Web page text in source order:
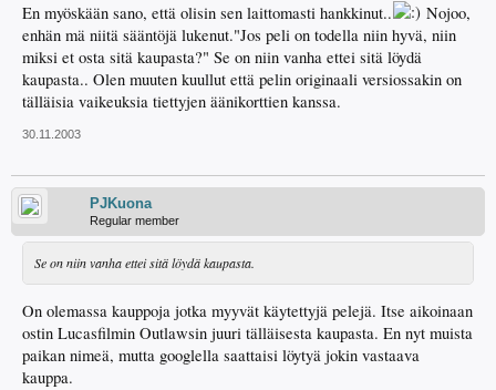
En myöskään sano, että olisin sen laittomasti hankkinut..
Nojoo,
enhän mä niitä sääntöjä lukenut."Jos peli on todella niin hyvä, niin
miksi et osta sitä kaupasta?" Se on niin vanha ettei sitä löydä
kaupasta.. Olen muuten kuullut että pelin originaali versiossakin on
tälläisia vaikeuksia tiettyjen äänikorttien kanssa.
30.11.2003
PJKuona
Regular member
Se on niin vanha ettei sitä löydä kaupasta.
On olemassa kauppoja jotka myyvät käytettyjä pelejä. Itse aikoinaan
ostin Lucasfilmin Outlawsin juuri tälläisesta kaupasta. En nyt muista
paikan nimeä, mutta googlella saattaisi löytyä jokin vastaava
kauppa.